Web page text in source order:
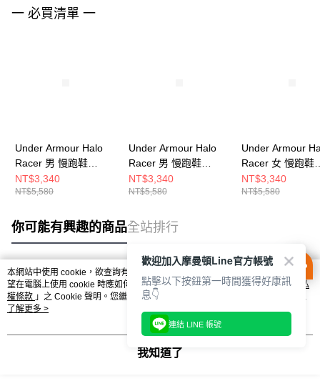
一 必買清單 一
Under Armour Halo
Racer 男 慢跑鞋
6007639-002
NT$3,340
NT$5,580
Under Armour Halo
Racer 男 慢跑鞋
6007639-110
NT$3,340
NT$5,580
Under Armour
Racer 女 慢跑鞋
6007641-110
NT$3,340
NT$5,580
你可能有興趣的商品全站排行
熱門標籤
本網站中使用 cookie，欲查詢有關本網站使用 cookie 方式之詳情，及若您不希
望在電腦上使用 cookie 時應如何變更電腦的 cookie 設定，請參閱本網站「
隱私
權條款 」之 Cookie 聲明。您繼續使用本網站即表示您同意本公司得按本網站使
用條款之 Cookie 聲明使用 cookie。
了解更多 >
我知道了
歡迎加入摩曼頓Line官方帳號
點擊以下按鈕第一時間獲得好康訊
息👇
連結 LINE 帳號